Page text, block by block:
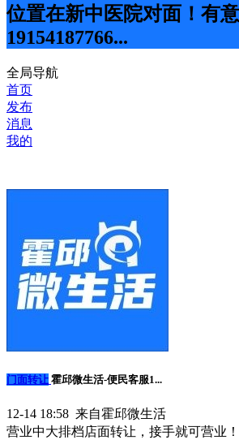
位置在新中医院对面！有
19154187766...
全局导航
首页
发布
消息
我的
门面转让 霍邱微生活-便民客服1...
12-14 18:58 来自霍邱微生活
营业中大排档店面转让，接手就可营业！